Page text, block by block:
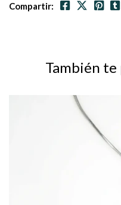
Compartir:
También